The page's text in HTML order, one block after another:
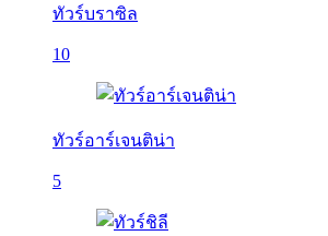
ทัวร์บราซิล
10
ทัวร์อาร์เจนติน่า
5